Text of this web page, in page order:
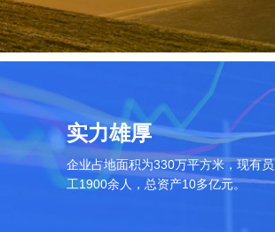
实力雄厚
企业占地面积为330万平方米，现有员
工1900余人，总资产10多亿元。